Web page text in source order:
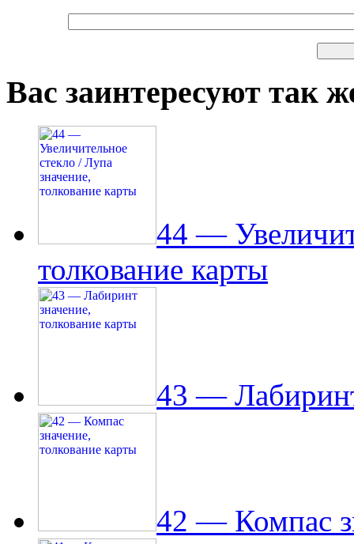
Вас заинтересуют так
44 —
толкование карты
43 —
42 — Компас